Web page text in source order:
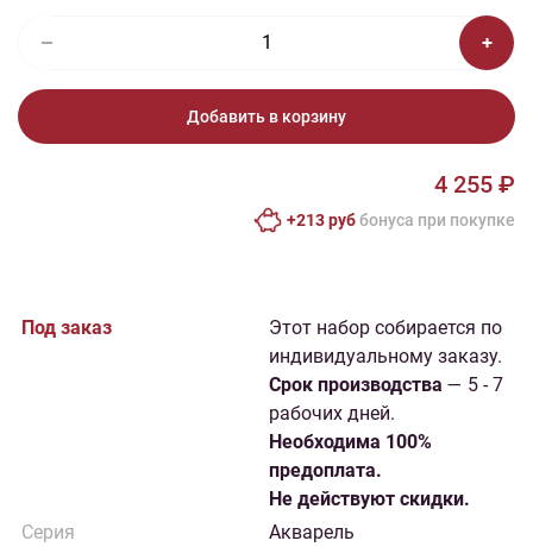
Добавить в корзину
4 255 ₽
+213 руббонусa при покупке
Под заказ
Этот набор собирается по
индивидуальному заказу.
Cрок производства — 5 - 7
рабочих дней.
Необходима 100%
предоплата.
Не действуют скидки.
Серия
Акварель